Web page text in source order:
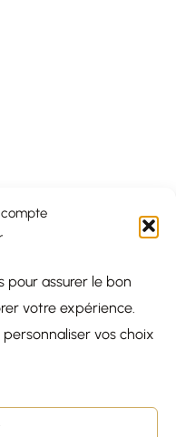
pour assurer le bon
votre expérience.
vos choix